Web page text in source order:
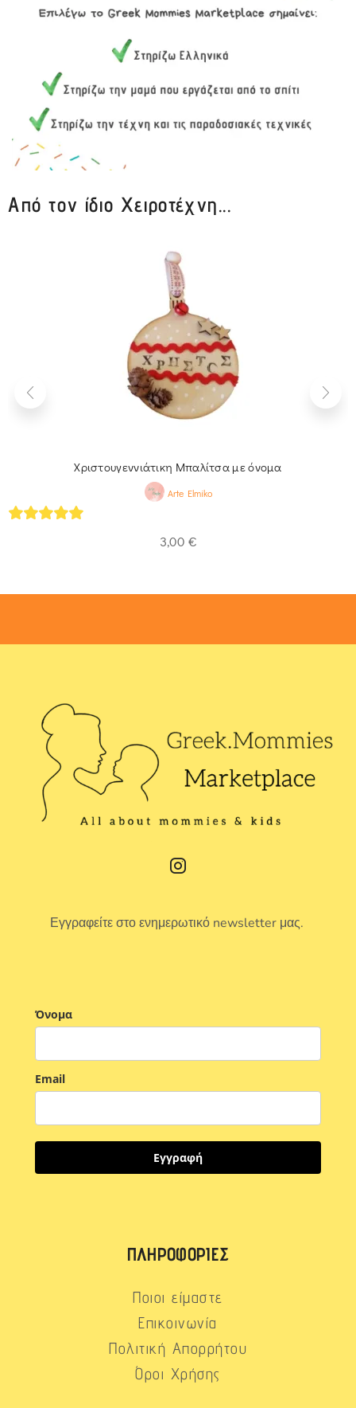
Από τον ίδιο Χειροτέχνη...
Χριστουγεννιάτικη Μπαλίτσα με όνομα
Arte Elmiko
3,00 €
Εγγραφείτε στο ενημερωτικό newsletter μας.
Όνομα
Email
Εγγραφή
ΠΛΗΡΟΦΟΡΊΕΣ
Ποιοι είμαστε
Επικοινωνία
Πολιτική Απορρήτου
Όροι Χρήσης